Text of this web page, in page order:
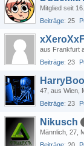
Mitglied seit
Beiträge 25
aus Frankfurt
Beiträge 23
HarryBoo
47 aus Wien
Beiträge 23
Nikusch
Männlich 27